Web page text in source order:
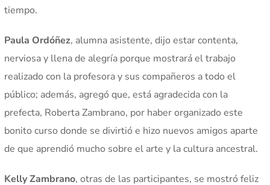
tiempo.
Paula Ordóñez, alumna asistente, dijo estar contenta,
nerviosa y llena de alegría porque mostrará el trabajo
realizado con la profesora y sus compañeros a todo el
público; además, agregó que, está agradecida con la
prefecta, Roberta Zambrano, por haber organizado este
bonito curso donde se divirtió e hizo nuevos amigos aparte
de que aprendió mucho sobre el arte y la cultura ancestral.
Kelly Zambrano, otras de las participantes, se mostró feliz